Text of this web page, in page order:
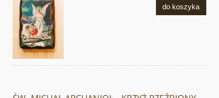
do koszyka